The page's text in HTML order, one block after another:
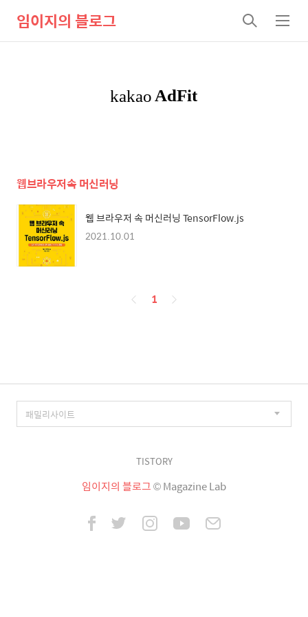
임이지의 블로그
검
색
메
뉴
웹브라우저속 머신러닝
웹 브라우저 속 머신러닝 TensorFlow.js
2021.10.01
페
1
TISTORY
임이지의 블로그© Magazine Lab